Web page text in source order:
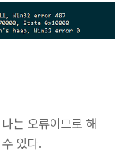
는 오류이므로 해
있다.